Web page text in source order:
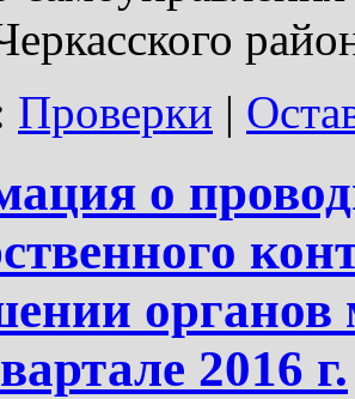
Проверки |
о
органов
2016 г.